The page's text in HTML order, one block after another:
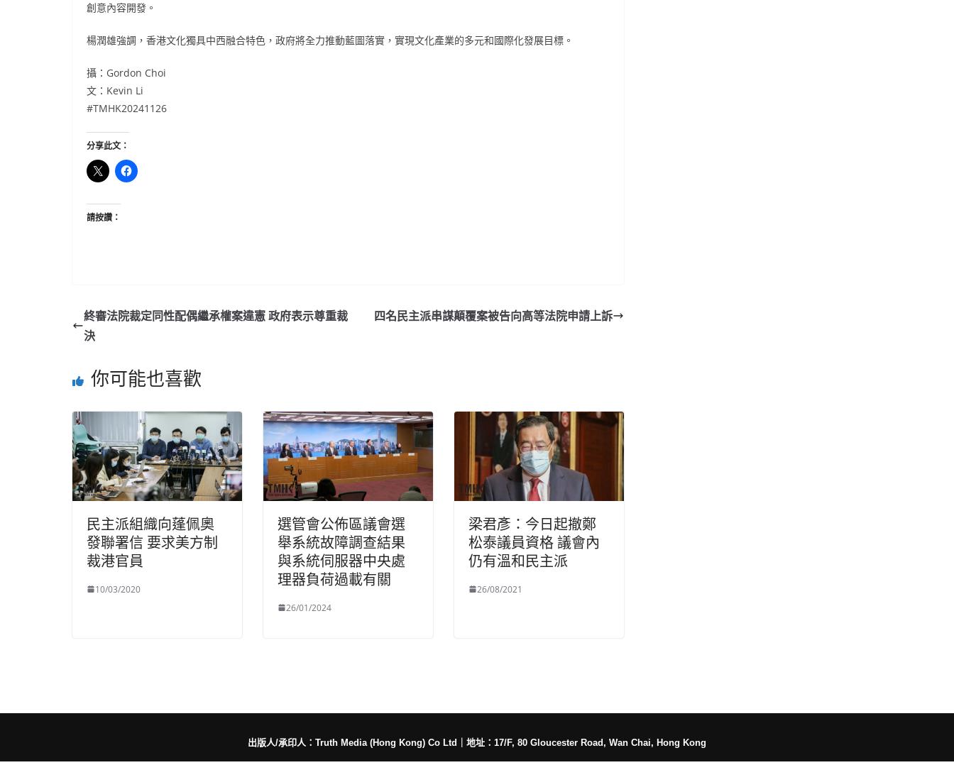
創意內容開發。
楊潤雄強調，香港文化獨具中西融合特色，政府將全力推動藍圖落實，實現文化產業的多元和國際化發展目標。
攝：Gordon Choi
文：Kevin Li
#TMHK20241126
分享此文：
請按讚：
終審法院裁定同性配偶繼承權案違憲 政府表示尊重裁
決
四名民主派串謀顛覆案被告向高等法院申請上訴
你可能也喜歡
民主派組織向蓬佩奧
發聯署信 要求美方制
裁港官員
10/03/2020
選管會公佈區議會選
舉系統故障調查結果
與系統伺服器中央處
理器負荷過載有關
26/01/2024
梁君彥：今日起撤鄭
松泰議員資格 議會內
仍有溫和民主派
26/08/2021
出版人/承印人：Truth Media (Hong Kong) Co Ltd 地址：17/F, 80 Gloucester Road, Wan Chai, Hong Kong